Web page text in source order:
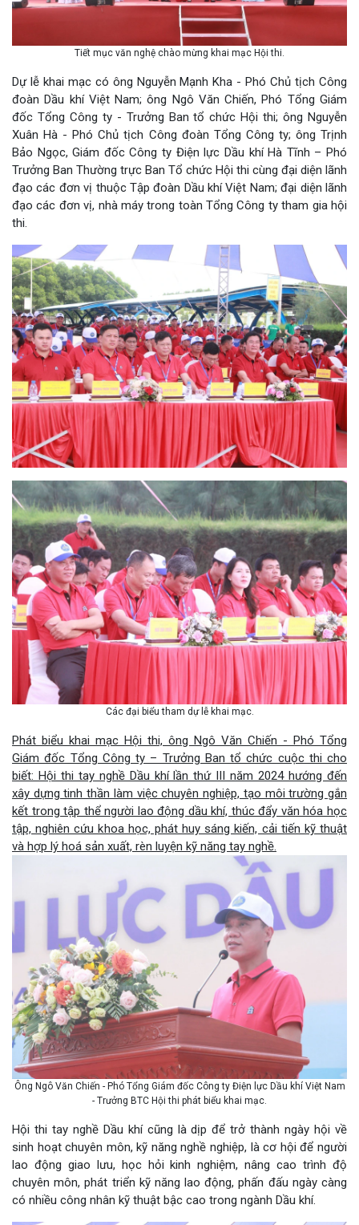
Tiết mục văn nghệ chào mừng khai mạc Hội thi.
Dự lễ khai mạc có ông Nguyễn Mạnh Kha - Phó Chủ tịch Công
đoàn Dầu khí Việt Nam; ông Ngô Văn Chiến, Phó Tổng Giám
đốc Tổng Công ty - Trưởng Ban tổ chức Hội thi; ông Nguyễn
Xuân Hà - Phó Chủ tịch Công đoàn Tổng Công ty; ông Trịnh
Bảo Ngọc, Giám đốc Công ty Điện lực Dầu khí Hà Tĩnh – Phó
Trưởng Ban Thường trực Ban Tổ chức Hội thi cùng đại diện lãnh
đạo các đơn vị thuộc Tập đoàn Dầu khí Việt Nam; đại diện lãnh
đạo các đơn vị, nhà máy trong toàn Tổng Công ty tham gia hội
thi.
Các đại biểu tham dự lễ khai mạc.
Phát biểu khai mạc Hội thi, ông Ngô Văn Chiến - Phó Tổng
Giám đốc Tổng Công ty – Trưởng Ban tổ chức cuộc thi cho
biết: Hội thi tay nghề Dầu khí lần thứ III năm 2024 hướng đến
xây dựng tinh thần làm việc chuyên nghiệp, tạo môi trường gắn
kết trong tập thể người lao động dầu khí, thúc đẩy văn hóa học
tập, nghiên cứu khoa học, phát huy sáng kiến, cải tiến kỹ thuật
và hợp lý hoá sản xuất, rèn luyện kỹ năng tay nghề.
Ông Ngô Văn Chiến - Phó Tổng Giám đốc Công ty Điện lực Dầu khí Việt Nam
- Trưởng BTC Hội thi phát biểu khai mạc.
Hội thi tay nghề Dầu khí cũng là dịp để trở thành ngày hội về
sinh hoạt chuyên môn, kỹ năng nghề nghiệp, là cơ hội để người
lao động giao lưu, học hỏi kinh nghiệm, nâng cao trình độ
chuyên môn, phát triển kỹ năng lao động, phấn đấu ngày càng
có nhiều công nhân kỹ thuật bậc cao trong ngành Dầu khí.